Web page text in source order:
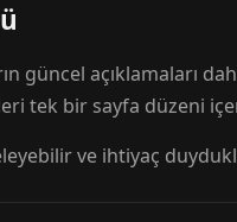
güncel açıklamaları
tek bir sayfa düzeni
ve ihtiyaç